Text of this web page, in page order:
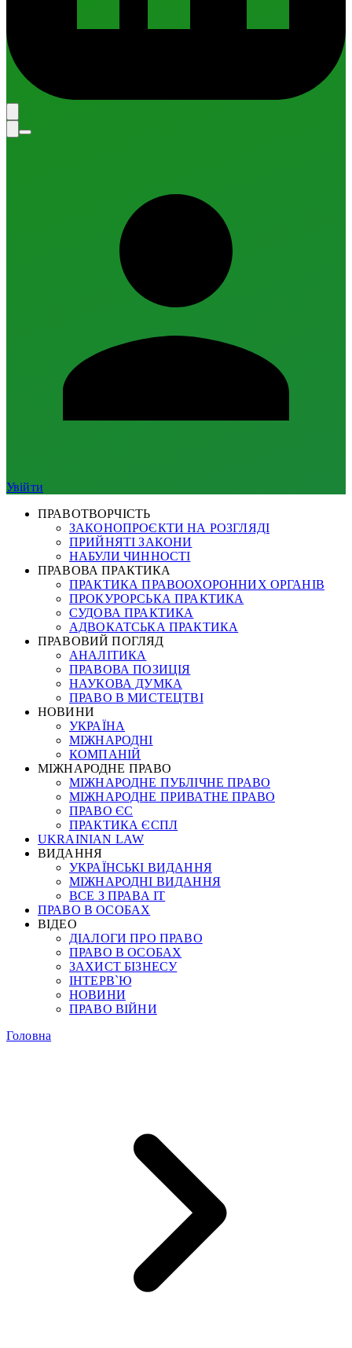
Увійти
ПРАВОТВОРЧІСТЬ
ЗАКОНОПРОЄКТИ НА РОЗГЛЯДІ
ПРИЙНЯТІ ЗАКОНИ
НАБУЛИ ЧИННОСТІ
ПРАВОВА ПРАКТИКА
ПРАКТИКА ПРАВООХОРОННИХ ОРГАНІВ
ПРОКУРОРСЬКА ПРАКТИКА
СУДОВА ПРАКТИКА
АДВОКАТСЬКА ПРАКТИКА
ПРАВОВИЙ ПОГЛЯД
АНАЛІТИКА
ПРАВОВА ПОЗИЦІЯ
НАУКОВА ДУМКА
ПРАВО В МИСТЕЦТВІ
НОВИНИ
УКРАЇНА
МІЖНАРОДНІ
КОМПАНІЙ
МІЖНАРОДНЕ ПРАВО
МІЖНАРОДНЕ ПУБЛІЧНЕ ПРАВО
МІЖНАРОДНЕ ПРИВАТНЕ ПРАВО
ПРАВО ЄС
ПРАКТИКА ЄСПЛ
UKRAINIAN LAW
ВИДАННЯ
УКРАЇНСЬКІ ВИДАННЯ
МІЖНАРОДНІ ВИДАННЯ
ВСЕ З ПРАВА ІТ
ПРАВО В ОСОБАХ
ВІДЕО
ДІАЛОГИ ПРО ПРАВО
ПРАВО В ОСОБАХ
ЗАХИСТ БІЗНЕСУ
ІНТЕРВ`Ю
НОВИНИ
ПРАВО ВІЙНИ
Головна